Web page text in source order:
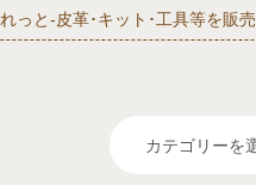
っと‐皮革･キット･工具等を販売